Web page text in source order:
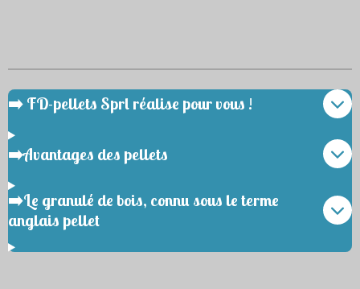
➡️ FD-pellets Sprl réalise pour vous !
➡️Avantages des pellets
➡️Le granulé de bois, connu sous le terme
anglais pellet